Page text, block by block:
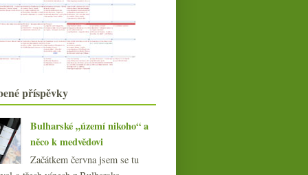
Neuburk“
Kermit Lynch na dobrodružné vinné
stezce
Fotosoutěž – sklenka vína v hlavní
roli
Vilavin a dvě „burgundy“ od
Novosedel
Podomní prodej vína aneb degustace
Nejstarší vinařství, nový Salon vín a
vyhledávání
Parádní červené z pozemku číslo 43
Experiment Oxana – 100 hodin v
příspěvky
Bulharské „území nikoho“ a
něco k medvědovi
Začátkem června jsem se tu